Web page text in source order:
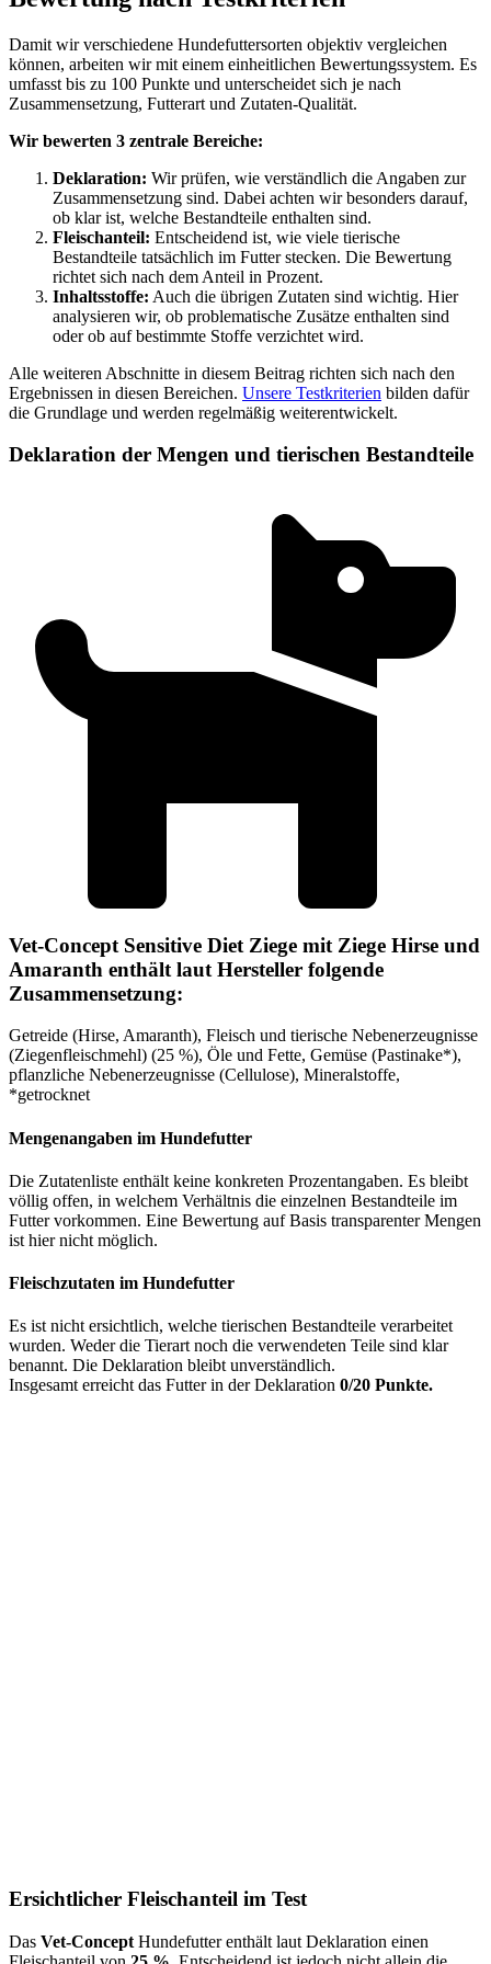
Damit wir verschiedene Hundefuttersorten objektiv vergleichen
können, arbeiten wir mit einem einheitlichen Bewertungssystem. Es
umfasst bis zu 100 Punkte und unterscheidet sich je nach
Zusammensetzung, Futterart und Zutaten-Qualität.
Wir bewerten 3 zentrale Bereiche:
Deklaration: Wir prüfen, wie verständlich die Angaben zur
Zusammensetzung sind. Dabei achten wir besonders darauf,
ob klar ist, welche Bestandteile enthalten sind.
Fleischanteil: Entscheidend ist, wie viele tierische
Bestandteile tatsächlich im Futter stecken. Die Bewertung
richtet sich nach dem Anteil in Prozent.
Inhaltsstoffe: Auch die übrigen Zutaten sind wichtig. Hier
analysieren wir, ob problematische Zusätze enthalten sind
oder ob auf bestimmte Stoffe verzichtet wird.
Alle weiteren Abschnitte in diesem Beitrag richten sich nach den
Ergebnissen in diesen Bereichen. Unsere Testkriterien bilden dafür
die Grundlage und werden regelmäßig weiterentwickelt.
Deklaration der Mengen und tierischen Bestandteile
Vet-Concept Sensitive Diet Ziege mit Ziege Hirse und
Amaranth enthält laut Hersteller folgende
Zusammensetzung:
Getreide (Hirse, Amaranth), Fleisch und tierische Nebenerzeugnisse
(Ziegenfleischmehl) (25 %), Öle und Fette, Gemüse (Pastinake*),
pflanzliche Nebenerzeugnisse (Cellulose), Mineralstoffe,
*getrocknet
Mengenangaben im Hundefutter
Die Zutatenliste enthält keine konkreten Prozentangaben. Es bleibt
völlig offen, in welchem Verhältnis die einzelnen Bestandteile im
Futter vorkommen. Eine Bewertung auf Basis transparenter Mengen
ist hier nicht möglich.
Fleischzutaten im Hundefutter
Es ist nicht ersichtlich, welche tierischen Bestandteile verarbeitet
wurden. Weder die Tierart noch die verwendeten Teile sind klar
benannt. Die Deklaration bleibt unverständlich.
Insgesamt erreicht das Futter in der Deklaration 0/20 Punkte.
Ersichtlicher Fleischanteil im Test
Das Vet-Concept Hundefutter enthält laut Deklaration einen